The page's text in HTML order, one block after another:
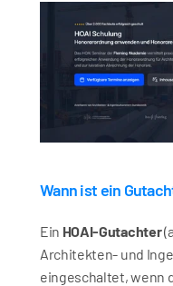
Wann ist ein
Ein HOAI-Gutachter
Architekten- und
eingeschaltet, wenn